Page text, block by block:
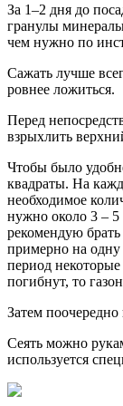
За 1–2 дня до
гранулы
чем нужно по
Сажать лучше
ровнее ложиться.
Перед
взрыхлить
Чтобы было
квадраты. На
необходимое
нужно около 3 –
рекомендую
примерно на одну
период
погибнут, то
Затем
Сеять можно
используется